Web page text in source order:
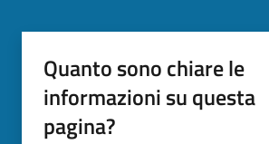
Quanto sono chiare le
informazioni su questa
pagina?